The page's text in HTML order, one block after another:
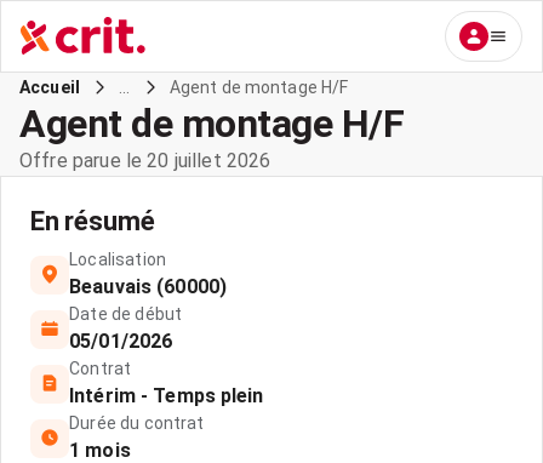
Accueil Agent de montage H/F
Agent de montage H/F
Offre parue le 20 juillet 2026
En résumé
Localisation
Beauvais (60000)
Date de début
05/01/2026
Contrat
Intérim - Temps plein
Durée du contrat
1 mois